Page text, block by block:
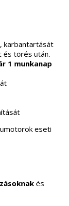
karbantartását
és törés után.
1 munkanap
eseti
és